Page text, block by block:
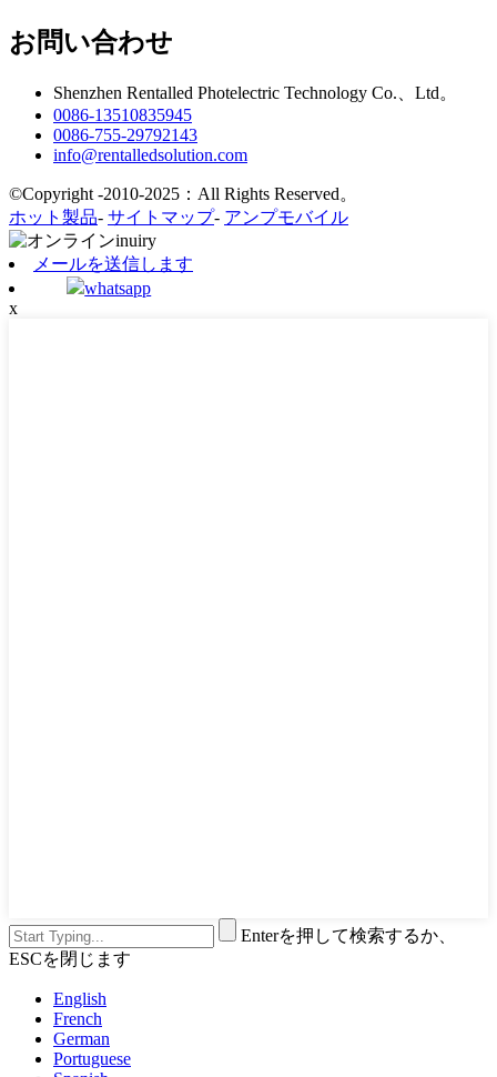
お問い合わせ
Shenzhen Rentalled Photelectric Technology Co.、Ltd。
0086-13510835945
0086-755-29792143
info@rentalledsolution.com
©Copyright -2010-2025：All Rights Reserved。
ホット製品- サイトマップ- アンプモバイル
メールを送信します
whatsapp
x
Enterを押して検索するか、
ESCを閉じます
English
French
German
Portuguese